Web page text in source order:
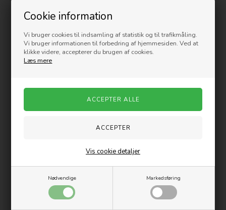
Cookie information
Vi bruger cookies til indsamling af statistik og til trafikmåling.
Vi bruger informationen til forbedring af hjemmesiden. Ved at
klikke videre, accepterer du brugen af cookies.
Læs mere
Nødvendige Markedsføring
Vis cookie detaljer
199,00